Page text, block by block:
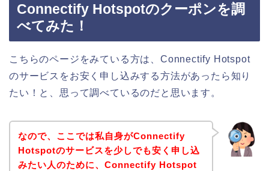
Connectify Hotspotのクーポンを調
べてみた！
こちらのページをみている方は、Connectify Hotspot
のサービスをお安く申し込みする方法があったら知り
たい！と、思って調べているのだと思います。
なので、ここでは私自身がConnectify
Hotspotのサービスを少しでも安く申し込
みたい人のために、Connectify Hotspot